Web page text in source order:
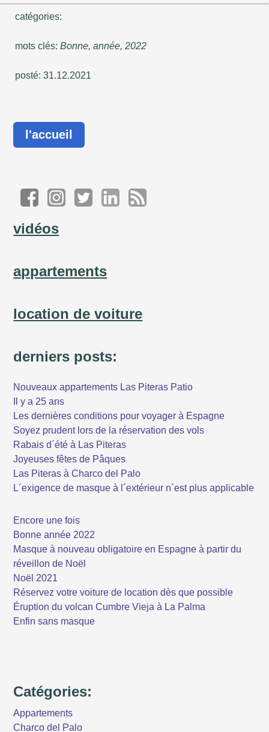
catégories:
mots clés: Bonne, année, 2022
posté: 31.12.2021
l'accueil
vidéos
appartements
location de voiture
derniers posts:
Nouveaux appartements Las Piteras Patio
Il y a 25 ans
Les dernières conditions pour voyager à Espagne
Soyez prudent lors de la réservation des vols
Rabais d´été à Las Piteras
Joyeuses fêtes de Pâques
Las Piteras à Charco del Palo
L´exigence de masque à l´extérieur n´est plus applicable
Encore une fois
Bonne année 2022
Masque à nouveau obligatoire en Espagne à partir du
réveillon de Noël
Noël 2021
Réservez votre voiture de location dès que possible
Éruption du volcan Cumbre Vieja à La Palma
Enfin sans masque
Catégories:
Appartements
Charco del Palo